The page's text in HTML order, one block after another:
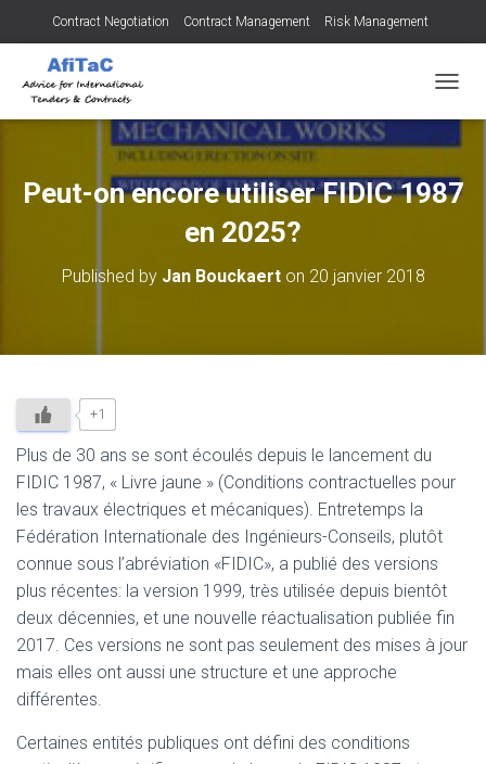
Contract Negotiation Contract Management Risk Management
Tendering for Contracts
Peut-on encore utiliser FIDIC 1987
en 2025?
Published by Jan Bouckaerton 20 janvier 2018
+1
Plus de 30 ans se sont écoulés depuis le lancement du
FIDIC 1987, « Livre jaune » (Conditions contractuelles pour
les travaux électriques et mécaniques). Entretemps la
Fédération Internationale des Ingénieurs-Conseils, plutôt
connue sous l’abréviation «FIDIC», a publié des versions
plus récentes: la version 1999, très utilisée depuis bientôt
deux décennies, et une nouvelle réactualisation publiée fin
2017. Ces versions ne sont pas seulement des mises à jour
mais elles ont aussi une structure et une approche
différentes.
Certaines entités publiques ont défini des conditions